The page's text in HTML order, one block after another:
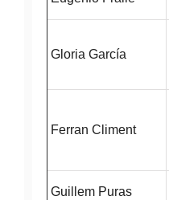
Gloria García
Ferran Climent
Guillem Puras